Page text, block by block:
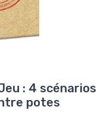
: 4 scénarios
potes